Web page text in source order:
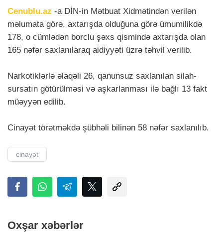
Cenublu.az -a DİN-in Mətbuat Xidmətindən verilən
məlumata görə, axtarışda olduğuna görə ümumilikdə
178, o cümlədən borclu şəxs qismində axtarışda olan
165 nəfər saxlanılaraq aidiyyəti üzrə təhvil verilib.
Narkotiklərlə əlaqəli 26, qanunsuz saxlanılan silah-
sursatın götürülməsi və aşkarlanması ilə bağlı 13 fakt
müəyyən edilib.
Cinayət törətməkdə şübhəli bilinən 58 nəfər saxlanılıb.
cinayət
Oxşar xəbərlər